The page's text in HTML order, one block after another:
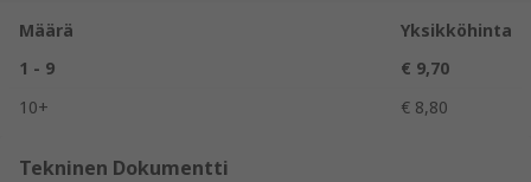
Määrä
Yksikköhinta
1 - 9
€ 9,70
10+
€ 8,80
Tekninen Dokumentti